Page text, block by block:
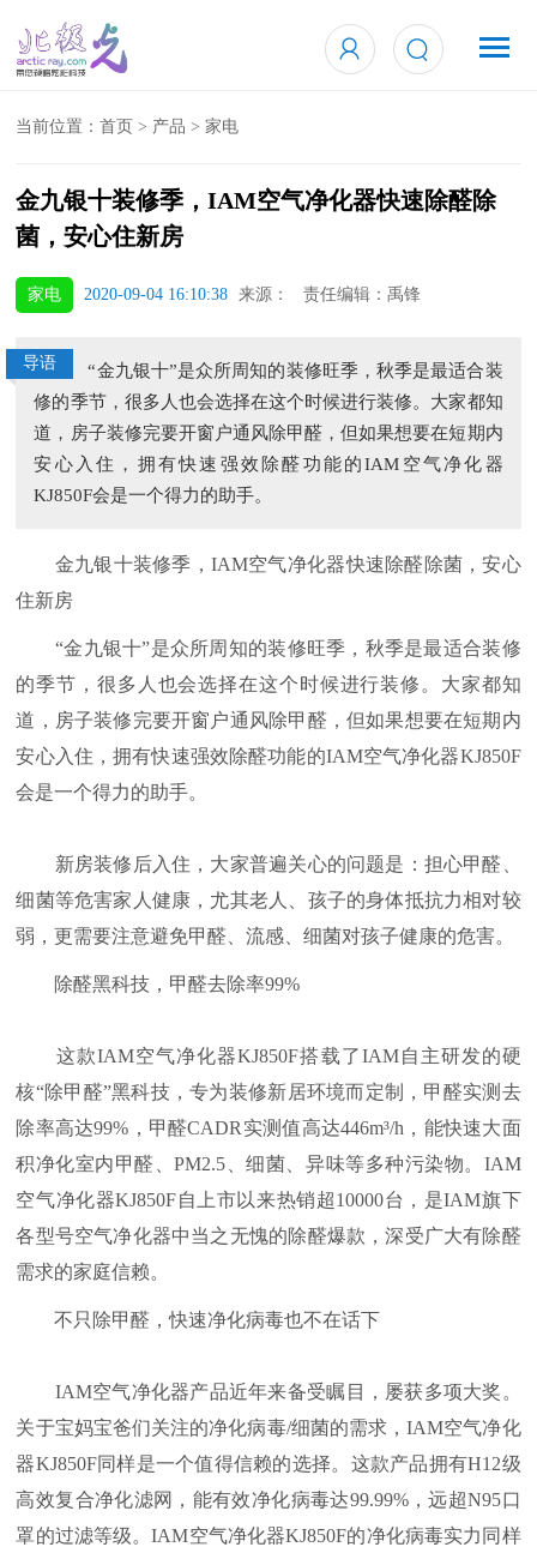
当前位置：首页 > 产品 >家电
金九银十装修季，IAM空气净化器快速除醛除
菌，安心住新房
家电 2020-09-04 16:10:38 来源： 责任编辑：禹锋
导语
“金九银十”是众所周知的装修旺季，秋季是最适合装
修的季节，很多人也会选择在这个时候进行装修。大家都知
道，房子装修完要开窗户通风除甲醛，但如果想要在短期内
安心入住，拥有快速强效除醛功能的IAM空气净化器
KJ850F会是一个得力的助手。
金九银十装修季，IAM空气净化器快速除醛除菌，安心
住新房
“金九银十”是众所周知的装修旺季，秋季是最适合装修
的季节，很多人也会选择在这个时候进行装修。大家都知
道，房子装修完要开窗户通风除甲醛，但如果想要在短期内
安心入住，拥有快速强效除醛功能的IAM空气净化器KJ850F
会是一个得力的助手。
新房装修后入住，大家普遍关心的问题是：担心甲醛、
细菌等危害家人健康，尤其老人、孩子的身体抵抗力相对较
弱，更需要注意避免甲醛、流感、细菌对孩子健康的危害。
除醛黑科技，甲醛去除率99%
这款IAM空气净化器KJ850F搭载了IAM自主研发的硬
核“除甲醛”黑科技，专为装修新居环境而定制，甲醛实测去
除率高达99%，甲醛CADR实测值高达446m³/h，能快速大面
积净化室内甲醛、PM2.5、细菌、异味等多种污染物。IAM
空气净化器KJ850F自上市以来热销超10000台，是IAM旗下
各型号空气净化器中当之无愧的除醛爆款，深受广大有除醛
需求的家庭信赖。
不只除甲醛，快速净化病毒也不在话下
IAM空气净化器产品近年来备受瞩目，屡获多项大奖。
关于宝妈宝爸们关注的净化病毒/细菌的需求，IAM空气净化
器KJ850F同样是一个值得信赖的选择。这款产品拥有H12级
高效复合净化滤网，能有效净化病毒达99.99%，远超N95口
罩的过滤等级。IAM空气净化器KJ850F的净化病毒实力同样